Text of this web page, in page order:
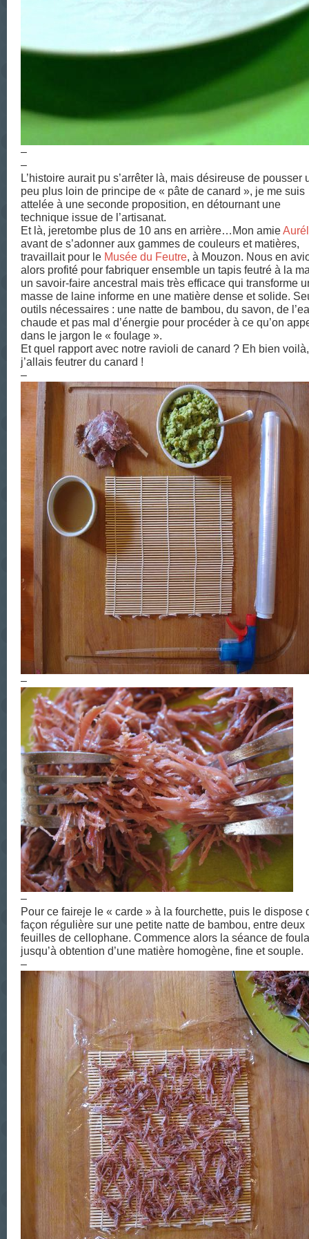
–
–
L’histoire aurait pu s’arrêter là, mais désireuse de pousser
peu plus loin de principe de « pâte de canard », je me suis
attelée à une seconde proposition, en détournant une
technique issue de l’artisanat.
Et là, jeretombe plus de 10 ans en arrière…Mon amie
avant de s’adonner aux gammes de couleurs et matières,
travaillait pour le Musée du Feutre, à Mouzon. Nous en
alors profité pour fabriquer ensemble un tapis feutré à la
un savoir-faire ancestral mais très efficace qui transforme
masse de laine informe en une matière dense et solide.
outils nécessaires : une natte de bambou, du savon, de
chaude et pas mal d’énergie pour procéder à ce qu’on
dans le jargon le « foulage ».
Et quel rapport avec notre ravioli de canard ? Eh bien voilà,
j’allais feutrer du canard !
–
–
–
Pour ce faireje le « carde » à la fourchette, puis le dispose
façon régulière sur une petite natte de bambou, entre deux
feuilles de cellophane. Commence alors la séance de
jusqu’à obtention d’une matière homogène, fine et souple.
–